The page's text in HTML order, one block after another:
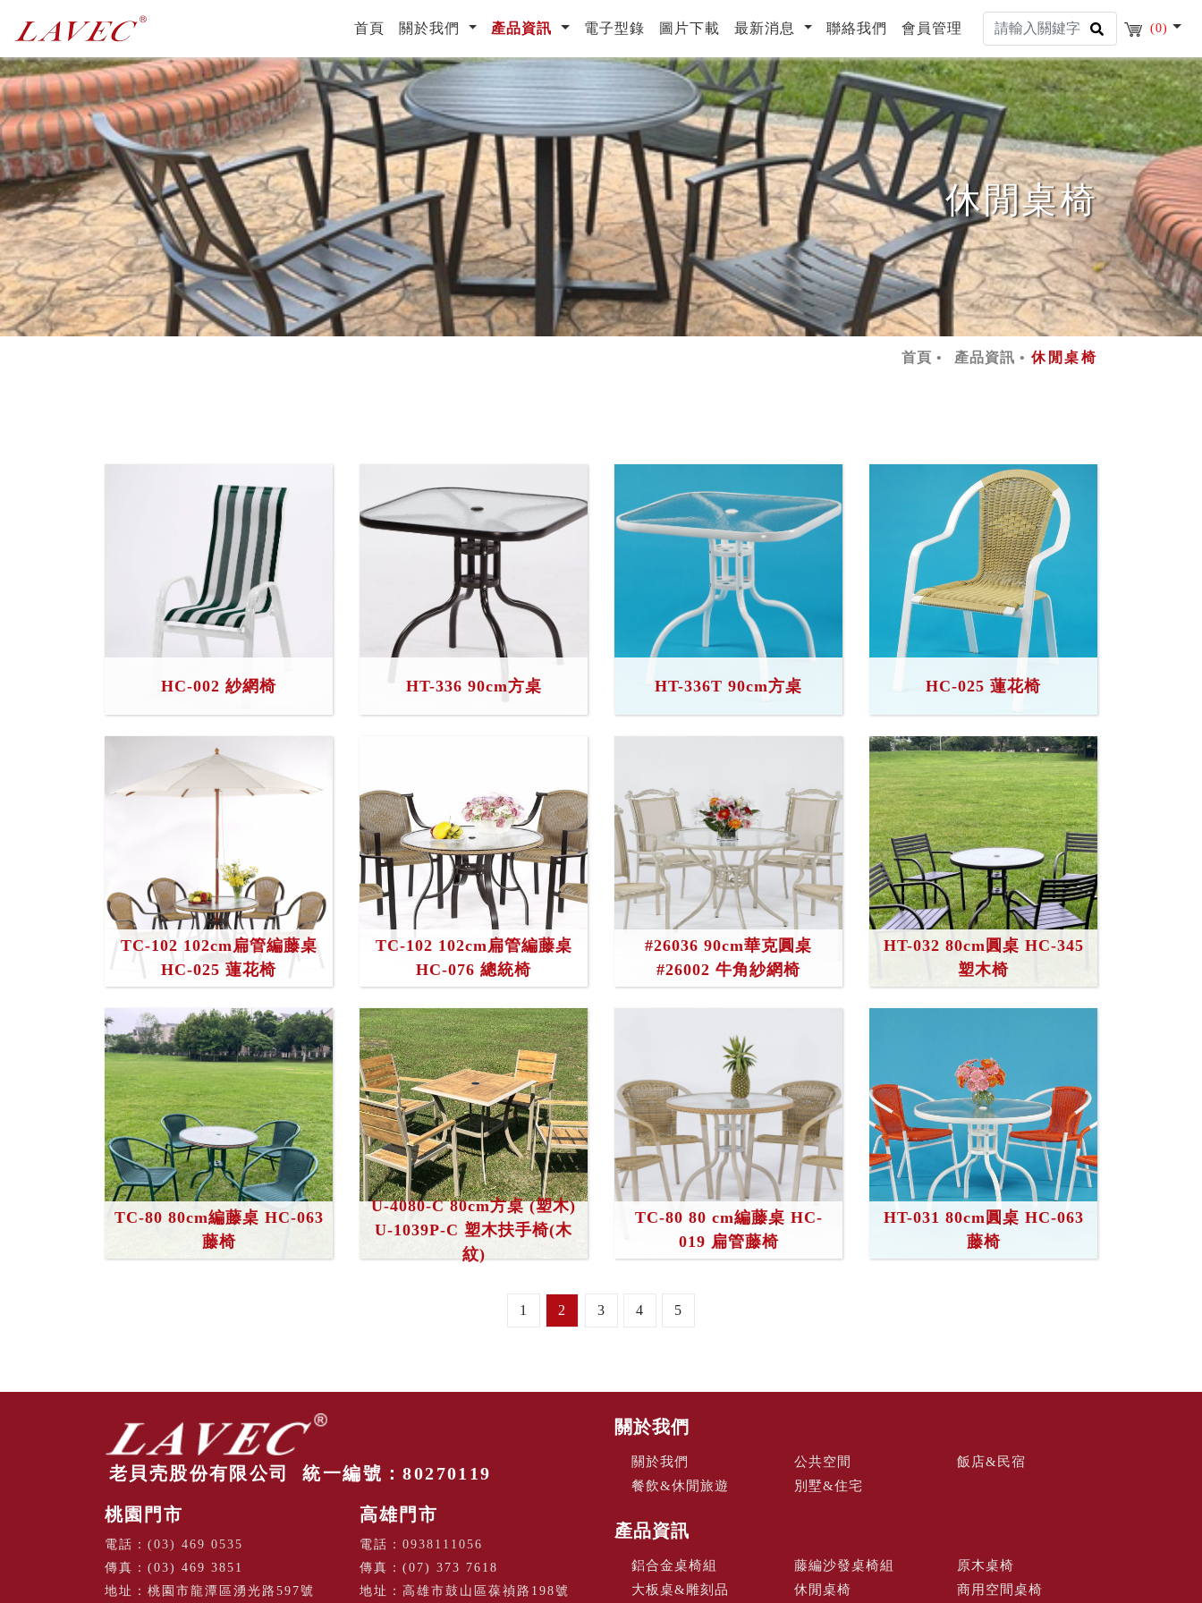
首頁(current)
關於我們 產品資訊 電子型錄 圖片下載 最新消息 聯絡我們 會員管理 (0)
休閒桌椅
首頁 產品資訊 休閒桌椅
HC-002 紗網椅 HT-336 90cm方桌 HT-336T 90cm方桌 HC-025 蓮花椅
TC-102 102cm扁管編藤桌
HC-025 蓮花椅
TC-102 102cm扁管編藤桌
HC-076 總統椅
#26036 90cm華克圓桌
#26002 牛角紗網椅
HT-032 80cm圓桌 HC-345
塑木椅
TC-80 80cm編藤桌 HC-063
藤椅
U-4080-C 80cm方桌 (塑木)
U-1039P-C 塑木扶手椅(木
紋)
TC-80 80 cm編藤桌 HC-
019 扁管藤椅
HT-031 80cm圓桌 HC-063
藤椅
1 2 3 4 5
老貝壳股份有限公司 統一編號：80270119
桃園門市
電話： (03) 469 0535
傳真：(03) 469 3851
地址：桃園市龍潭區湧光路597號
高雄門市
電話： 0938111056
傳真：(07) 373 7618
地址：高雄市鼓山區葆禎路198號
關於我們
關於我們 公共空間
飯店&民宿
餐飲&休閒旅遊
別墅&住宅
產品資訊
鋁合金桌椅組 藤編沙發桌椅組
原木桌椅
大板桌&雕刻品
休閒桌椅 商用空間桌椅